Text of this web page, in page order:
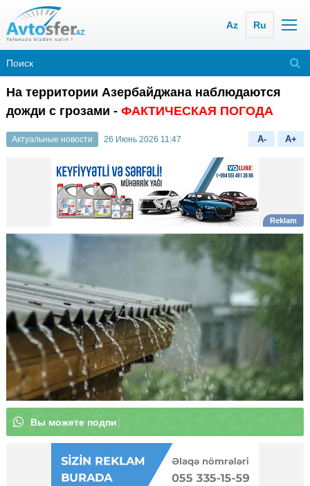
Az Ru
На территории Азербайджана наблюдаются
дожди с грозами - ФАКТИЧЕСКАЯ ПОГОДА
Актуальные новости 26 Июнь 2026 11:47 A- A+
Вы